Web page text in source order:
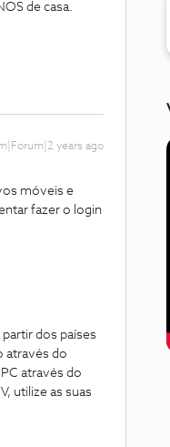
de casa.
years ago
móveis e
fazer o login
dos países
através do
através do
utilize as suas